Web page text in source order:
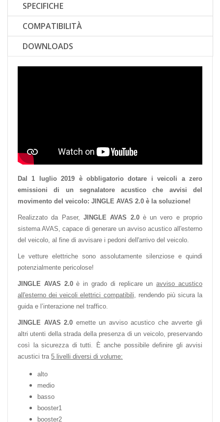
SPECIFICHE
COMPATIBILITÀ
DOWNLOADS
Dal 1 luglio 2019 è obbligatorio dotare i veicoli a zero
emissioni di un segnalatore acustico che avvisi del
movimento del veicolo: JINGLE AVAS 2.0 è la soluzione!
Realizzato da Paser, JINGLE AVAS 2.0è un vero e proprio
sistema AVAS, capace di generare un avviso acustico all'esterno
del veicolo, al fine di avvisare i pedoni dell'arrivo del veicolo.
Le vetture elettriche sono assolutamente silenziose e quindi
potenzialmente pericolose!
JINGLE AVAS 2.0è in grado di replicare unavviso acustico
all'esterno dei veicoli elettrici compatibili, rendendo più sicura la
guida e l’interazione nel traffico.
JINGLE AVAS 2.0 emette un avviso acustico che avverte gli
altri utenti della strada della presenza di un veicolo, preservando
così la sicurezza di tutti. È anche possibile definire gli avvisi
acustici tra 5 livelli diversi di volume:
alto
medio
basso
booster1
booster2